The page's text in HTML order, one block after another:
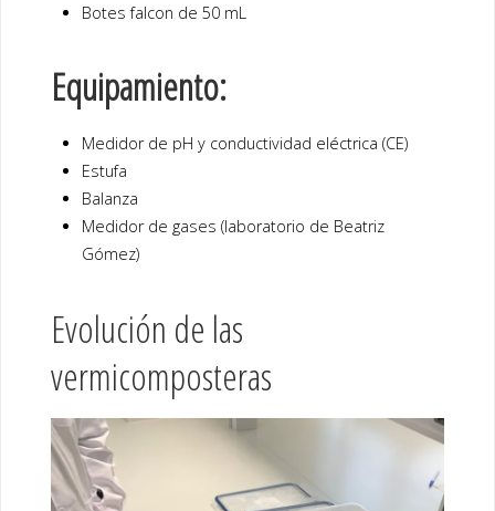
Botes falcon de 50 mL
Equipamiento:
Medidor de pH y conductividad eléctrica (CE)
Estufa
Balanza
Medidor de gases (laboratorio de Beatriz
Gómez)
Evolución de las
vermicomposteras